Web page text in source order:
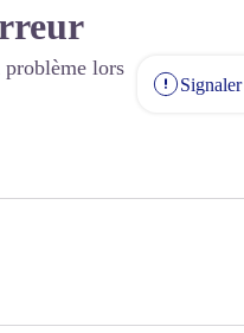
problème lors
Signaler